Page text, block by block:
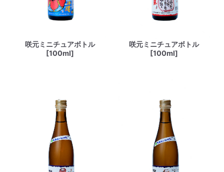
咲元ミニチュアボトル
[100ml]
咲元ミニチュアボトル
[100ml]